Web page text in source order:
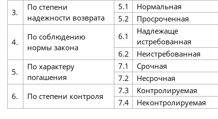
3.
По степени
надежности возврата
5.1
Нормальная
5.2
Просроченная
4.
По соблюдению
нормы закона
6.1
Надлежаще
истребованная
6.2
Неистребованная
5.
По характеру
погашения
7.1
Срочная
7.2
Несрочная
6.
По степени контроля
7.3
Контролируемая
7.4
Неконтролируемая